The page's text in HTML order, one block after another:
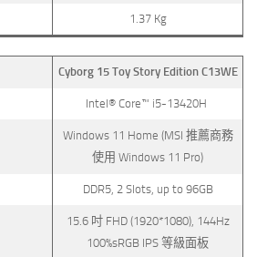
1.37 Kg
Cyborg 15 Toy Story Edition C13WE
Intel® Core™ i5-13420H
Windows 11 Home (MSI 推薦商務
使用 Windows 11 Pro)
DDR5, 2 Slots, up to 96GB
15.6 吋 FHD (1920*1080), 144Hz
100%sRGB IPS 等級面板